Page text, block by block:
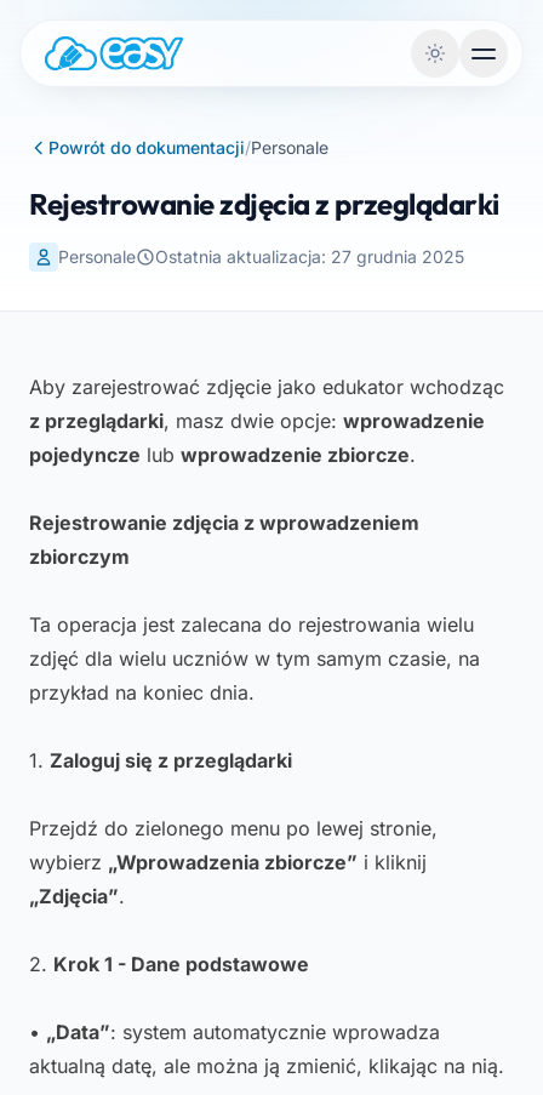
Powrót do dokumentacji/Personale
Rejestrowanie zdjęcia z przeglądarki
Personale Ostatnia aktualizacja: 27 grudnia 2025
Aby zarejestrować zdjęcie jako edukator wchodząc
z przeglądarki, masz dwie opcje: wprowadzenie
pojedyncze lub wprowadzenie zbiorcze.
Rejestrowanie zdjęcia z wprowadzeniem
zbiorczym
Ta operacja jest zalecana do rejestrowania wielu
zdjęć dla wielu uczniów w tym samym czasie, na
przykład na koniec dnia.
1. Zaloguj się z przeglądarki
Przejdź do zielonego menu po lewej stronie,
wybierz „Wprowadzenia zbiorcze” i kliknij
„Zdjęcia”.
2. Krok 1 - Dane podstawowe
• „Data”: system automatycznie wprowadza
aktualną datę, ale można ją zmienić, klikając na nią.